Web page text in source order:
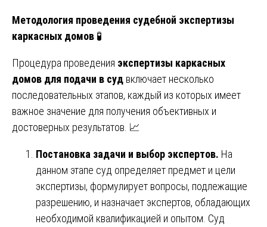
Методология проведения судебной экспертизы
каркасных домов 🧪
Процедура проведения экспертизы каркасных
домов для подачи в суд включает несколько
последовательных этапов, каждый из которых имеет
важное значение для получения объективных и
достоверных результатов. 📈
Постановка задачи и выбор экспертов. На
данном этапе суд определяет предмет и цели
экспертизы, формулирует вопросы, подлежащие
разрешению, и назначает экспертов, обладающих
необходимой квалификацией и опытом. Суд